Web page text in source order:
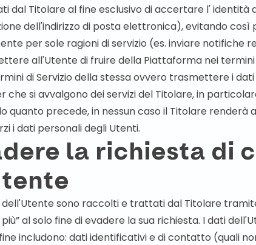
dal Titolare al fine esclusivo di accertare l' identità
dell'indirizzo di posta elettronica), evitando così
per sole ragioni di servizio (es. inviare notifiche
all'Utente di fruire della Piattaforma nei termini
di Servizio della stessa ovvero trasmettere i
che si avvalgono dei servizi del Titolare, in
quanto precede, in nessun caso il Titolare renderà
i dati personali degli Utenti.
la richiesta di
dell'Utente sono raccolti e trattati dal Titolare
al solo fine di evadere la sua richiesta. I dati
includono: dati identificativi e di contatto (quali